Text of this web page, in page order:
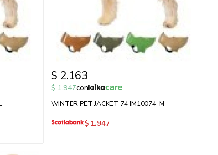
$ 2.163
$ 1.947con
WINTER PET JACKET 74 IM10074-M
$ 1.947